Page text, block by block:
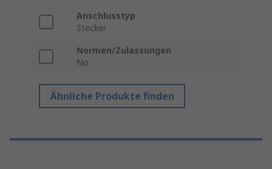
Anschlusstyp
Stecker
Normen/Zulassungen
No
Ähnliche Produkte finden